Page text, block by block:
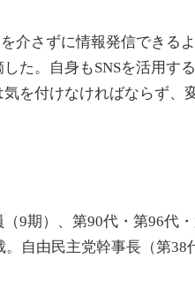
介さずに情報発信できる
た。自身もSNSを活用す
を付けなければならず、
9期）、第90代・第96代
自由民主党幹事長（第